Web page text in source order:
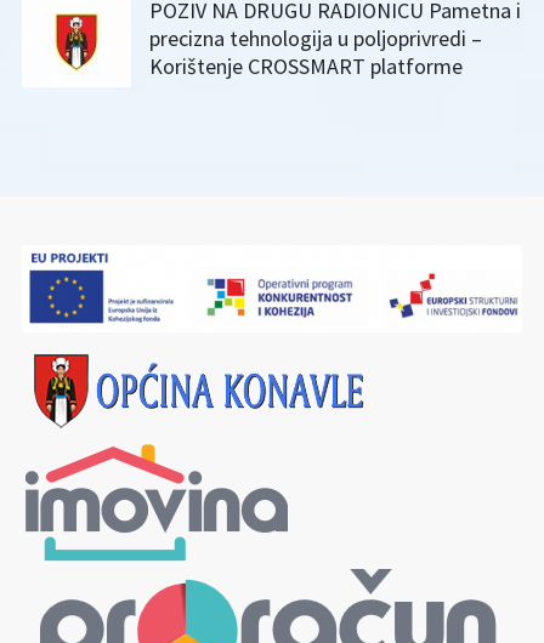
POZIV NA DRUGU RADIONICU Pametna i
precizna tehnologija u poljoprivredi –
Korištenje CROSSMART platforme